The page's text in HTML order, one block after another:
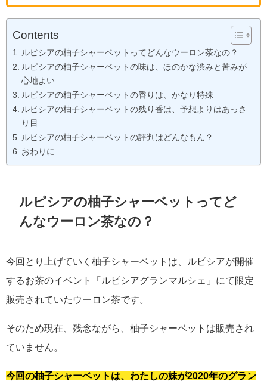
Contents
ルピシアの柚子シャーベットってどんなウーロン茶なの？
ルピシアの柚子シャーベットの味は、ほのかな渋みと苦みが
心地よい
ルピシアの柚子シャーベットの香りは、かなり特殊
ルピシアの柚子シャーベットの残り香は、予想よりはあっさ
り目
ルピシアの柚子シャーベットの評判はどんなもん？
おわりに
ルピシアの柚子シャーベットってど
んなウーロン茶なの？
今回とり上げていく柚子シャーベットは、ルピシアが開催
するお茶のイベント「ルピシアグランマルシェ」にて限定
販売されていたウーロン茶です。
そのため現在、残念ながら、柚子シャーベットは販売され
ていません。
今回の柚子シャーベットは、わたしの妹が2020年のグラン